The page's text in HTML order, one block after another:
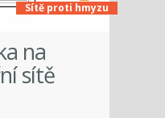
Sítě proti hmyzu
na
sítě